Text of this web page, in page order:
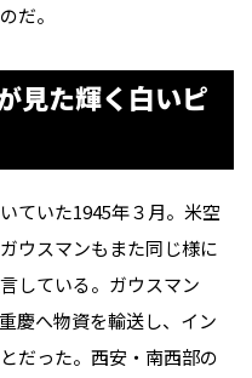
だ。
見た輝く白いピ
ていた1945年３月。米空
ウスマンもまた同じ様に
している。ガウスマン
慶へ物資を輸送し、イン
だった。西安・南西部の